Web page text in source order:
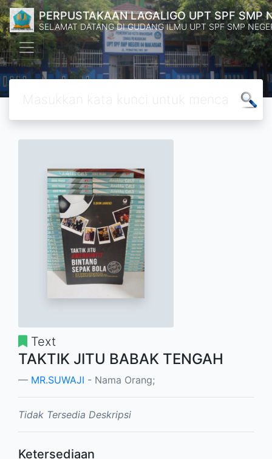
PERPUSTAKAAN LAGALIGO UPT SPF SMP
SELAMAT DATANG DI GUDANG ILMU UPT SPF SMP
Text
TAKTIK JITU BABAK TENGAH
MR.SUWAJI - Nama Orang;
Tidak Tersedia Deskripsi
Ketersediaan